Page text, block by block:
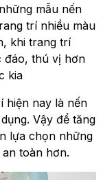
mẫu nến
trí nhiều màu
khi trang trí
đáo, thú vị hơn
kia
hiện nay là nến
Vậy để tăng
lựa chọn những
toàn hơn.